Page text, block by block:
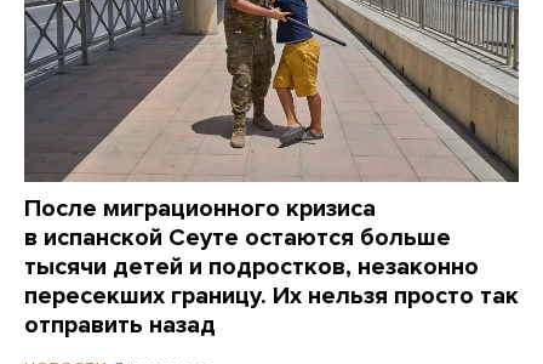
После миграционного кризиса
в испанской Сеуте остаются больше
тысячи детей и подростков, незаконно
пересекших границу. Их нельзя просто так
отправить назад